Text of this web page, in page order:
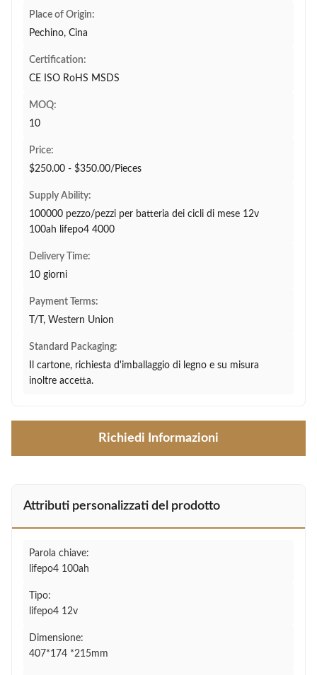
Place of Origin:
Pechino, Cina
Certification:
CE ISO RoHS MSDS
MOQ:
10
Price:
$250.00 - $350.00/Pieces
Supply Ability:
100000 pezzo/pezzi per batteria dei cicli di mese 12v
100ah lifepo4 4000
Delivery Time:
10 giorni
Payment Terms:
T/T, Western Union
Standard Packaging:
Il cartone, richiesta d'imballaggio di legno e su misura
inoltre accetta.
Richiedi Informazioni
Attributi personalizzati del prodotto
Parola chiave:
lifepo4 100ah
Tipo:
lifepo4 12v
Dimensione:
407*174 *215mm